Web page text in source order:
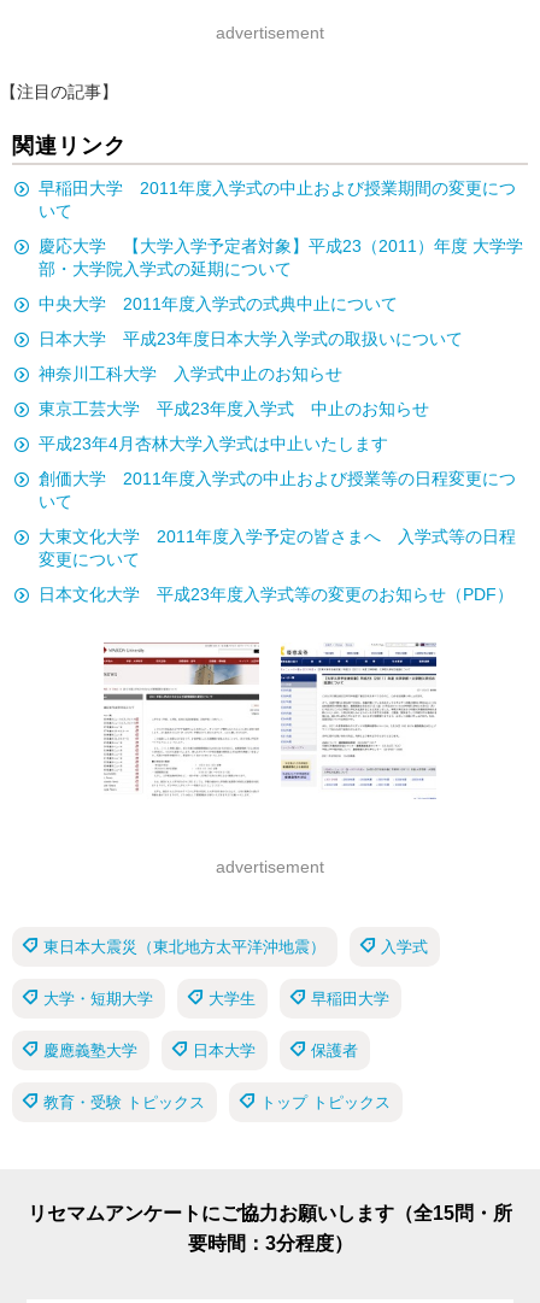
advertisement
【注目の記事】
関連リンク
早稲田大学 2011年度入学式の中止および授業期間の変更につ
いて
慶応大学 【大学入学予定者対象】平成23（2011）年度 大学学
部・大学院入学式の延期について
中央大学 2011年度入学式の式典中止について
日本大学 平成23年度日本大学入学式の取扱いについて
神奈川工科大学 入学式中止のお知らせ
東京工芸大学 平成23年度入学式 中止のお知らせ
平成23年4月杏林大学入学式は中止いたします
創価大学 2011年度入学式の中止および授業等の日程変更につ
いて
大東文化大学 2011年度入学予定の皆さまへ 入学式等の日程
変更について
日本文化大学 平成23年度入学式等の変更のお知らせ（PDF）
advertisement
東日本大震災（東北地方太平洋沖地震） 入学式
大学・短期大学 大学生 早稲田大学
慶應義塾大学 日本大学 保護者
教育・受験 トピックス トップ トピックス
リセマムアンケートにご協力お願いします（全15問・所
要時間：3分程度）